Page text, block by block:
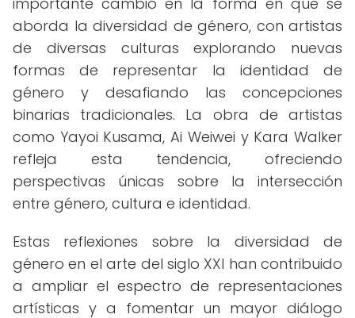
aborda la diversidad de género, con artistas
de diversas culturas explorando nuevas
formas de representar la identidad de
género y desafiando las concepciones
binarias tradicionales. La obra de artistas
como Yayoi Kusama, Ai Weiwei y Kara Walker
refleja esta tendencia, ofreciendo
perspectivas únicas sobre la intersección
entre género, cultura e identidad.
Estas reflexiones sobre la diversidad de
género en el arte del siglo XXI han contribuido
a ampliar el espectro de representaciones
artísticas y a fomentar un mayor diálogo